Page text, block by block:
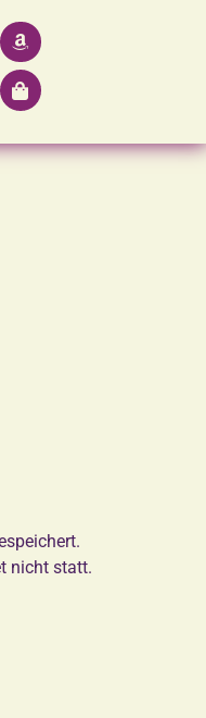
nicht statt.